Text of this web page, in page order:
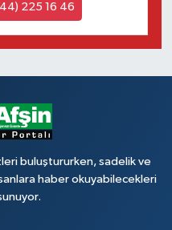
225 16 46
buluştururken, sadelik ve
haber okuyabilecekleri